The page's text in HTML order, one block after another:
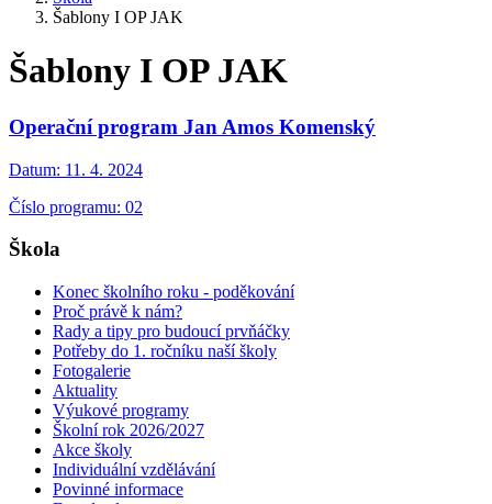
Šablony I OP JAK
Šablony I OP JAK
Operační program Jan Amos Komenský
Datum: 11. 4. 2024
Číslo programu: 02
Škola
Konec školního roku - poděkování
Proč právě k nám?
Rady a tipy pro budoucí prvňáčky
Potřeby do 1. ročníku naší školy
Fotogalerie
Aktuality
Výukové programy
Školní rok 2026/2027
Akce školy
Individuální vzdělávání
Povinné informace